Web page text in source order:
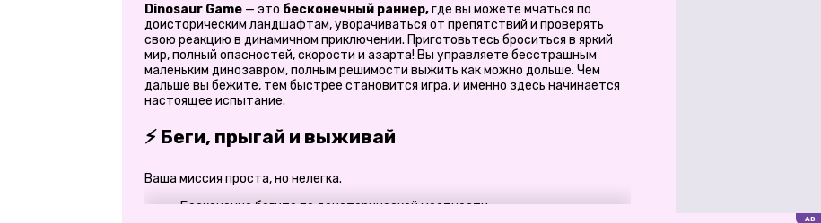
Dinosaur Game — это бесконечный раннер,где вы можете мчаться по
доисторическим ландшафтам, уворачиваться от препятствий и проверять
свою реакцию в динамичном приключении. Приготовьтесь броситься в яркий
мир, полный опасностей, скорости и азарта! Вы управляете бесстрашным
маленьким динозавром, полным решимости выжить как можно дольше. Чем
дальше вы бежите, тем быстрее становится игра, и именно здесь начинается
настоящее испытание.
⚡ Беги, прыгай и выживай
Ваша миссия проста, но нелегка.
Бесконечно бегите по доисторической местности.